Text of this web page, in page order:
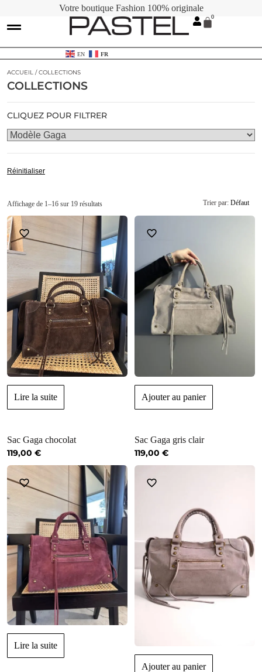
Votre boutique Fashion 100% originale
EN FR
ACCUEIL / COLLECTIONS
COLLECTIONS
CLIQUEZ POUR FILTRER
Réinitialiser
Trier par: Défaut
Lire la suite
Sac Gaga chocolat
119,00 €
Ajouter au panier
Sac Gaga gris clair
119,00 €
Lire la suite
Ajouter au panier
Affichage de 1–16 sur 19 résultats